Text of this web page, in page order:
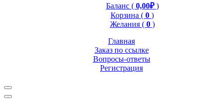
Баланс ( 0,00₽)
Корзина ( 0 )
Желания ( 0 )
Главная
Заказ по ссылке
Вопросы-ответы
Регистрация